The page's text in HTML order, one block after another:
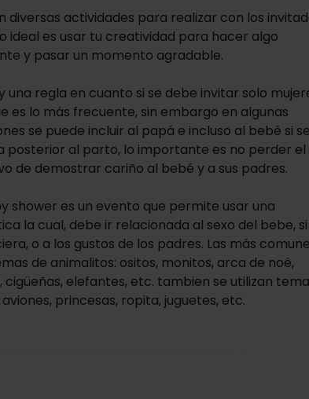
diversas actividades para realizar con los
ideal es usar tu creatividad para hacer algo
y pasar un momento agradable.
una regla en cuanto si se debe invitar solo
es lo más frecuente, sin embargo en algunas
se puede incluir al papá e incluso al bebé si se
posterior al parto, lo importante es no perder el
de demostrar cariño al bebé y a sus padres.
shower es un evento que permite usar una
la cual, debe ir relacionada al sexo del bebe, si
o a los gustos de los padres. Las más
de animalitos: ositos, monitos, arca de noé,
cigüeñas, elefantes, etc. tambien se utilizan
princesas, ropita, juguetes, etc.